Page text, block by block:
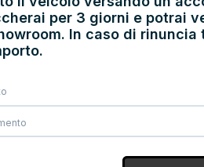
per 3 giorni e potrai
In caso di rinuncia